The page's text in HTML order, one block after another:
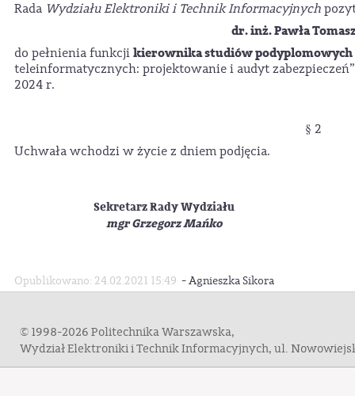
Rada Wydziału Elektroniki i Technik Informacyjnych
dr. inż. Pawła
do pełnienia funkcji kierownika studiów podyplomowych
teleinformatycznych: projektowanie i audyt
2024 r.
§ 2
Uchwała wchodzi w życie z dniem podjęcia.
Sekretarz Rady Wydziału
mgr Grzegorz Mańko
Opublikowano: 24.02.2021 15:49 -Agnieszka Sikora
© 1998-2026 Politechnika Warszawska,
Wydział Elektroniki i Technik Informacyjnych, ul.